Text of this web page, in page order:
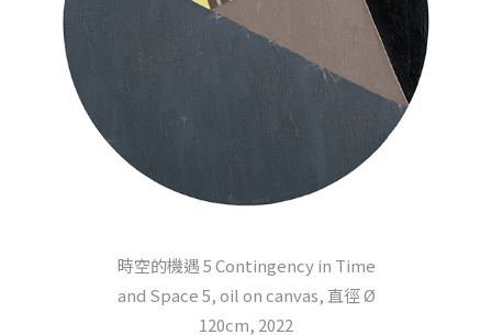
時空的機遇 5 Contingency in Time
and Space 5, oil on canvas, 直徑 Ø
120cm, 2022